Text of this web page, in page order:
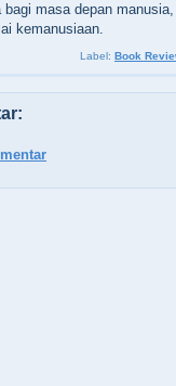
bagi masa depan
kemanusiaan.
Label: Book